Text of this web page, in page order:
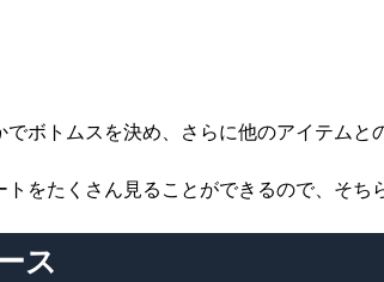
ボトムスを決め、さらに他のアイテムと
をたくさん見ることができるので、そち
ス